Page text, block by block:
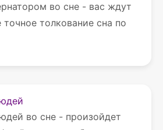
во сне - вас ждут
толкование сна по
во сне - произойдет